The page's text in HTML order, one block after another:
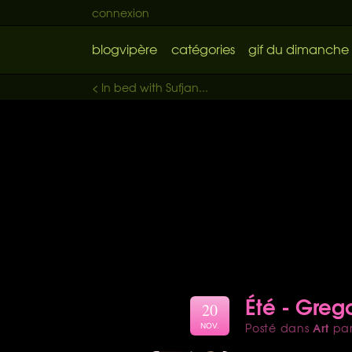
connexion
blogvipère catégories gif du dimanche
< In bed with Sufjan...
Été -
Posté dansArt par
20
NOV.